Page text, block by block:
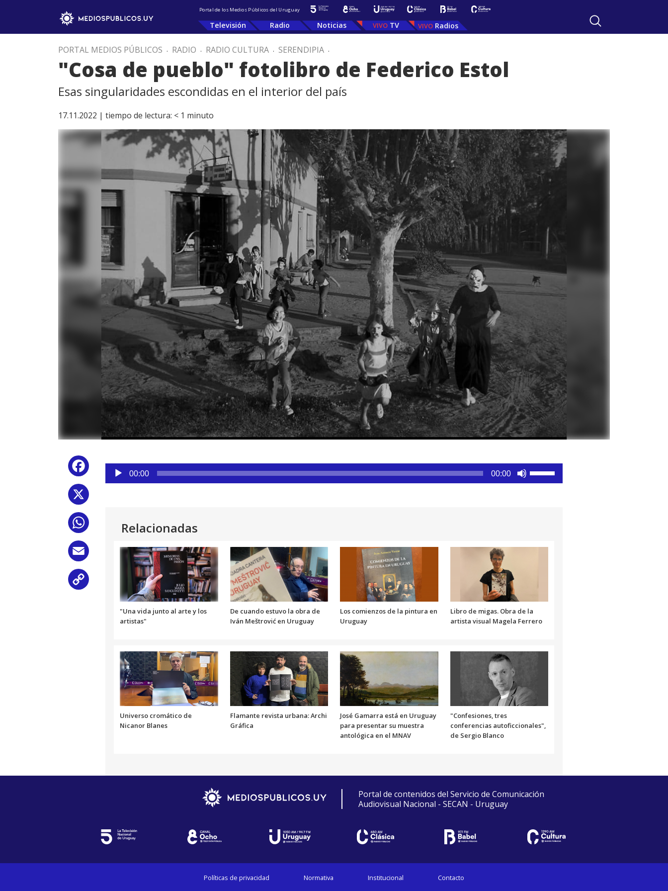
Portal de los Medios Públicos del Uruguay
Televisión Radio Noticias TV Radios
PORTAL MEDIOS PÚBLICOS . RADIO . RADIO CULTURA . SERENDIPIA .
"Cosa de pueblo" fotolibro de Federico Estol
Esas singularidades escondidas en el interior del país
17.11.2022 | tiempo de lectura: < 1 minuto
Facebook
WhatsApp
Reproductor
audio
00:00 00:00
volumen.
Relacionadas
"Una vida junto al arte y los
artistas"
De cuando estuvo la obra de
Iván Meštrović en Uruguay
Los comienzos de la pintura en
Uruguay
Libro de migas. Obra de la
artista visual Magela Ferrero
Universo cromático de
Nicanor Blanes
Flamante revista urbana: Archi
Gráfica
José Gamarra está en Uruguay
para presentar su muestra
antológica en el MNAV
"Confesiones, tres
conferencias autoficcionales",
de Sergio Blanco
Portal de contenidos del Servicio de Comunicación
Audiovisual Nacional - SECAN - Uruguay
Políticas de privacidad Normativa Institucional Contacto